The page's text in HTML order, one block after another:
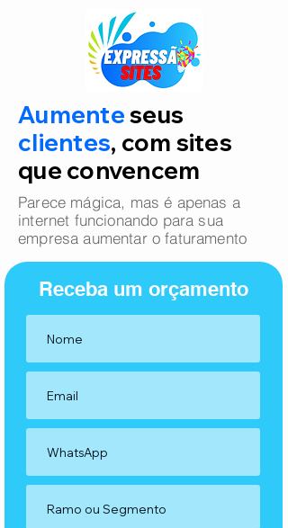
Aumenteseus
clientes, com sites
que convencem
Parece mágica, mas é apenas a
internet funcionando para sua
empresa aumentar o faturamento
Receba um orçamento